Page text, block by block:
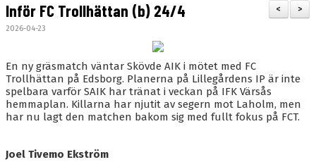
DOKUMENT
BLI MEDLEM
KALENDER
VÅRA LAG/TRÄNARE
>
<
Inför FC Trollhättan (b) 24/4
2026-04-23
En ny gräsmatch väntar Skövde AIK i mötet med FC
Trollhättan på Edsborg. Planerna på Lillegårdens IP är inte
spelbara varför SAIK har tränat i veckan på IFK Värsås
hemmaplan. Killarna har njutit av segern mot Laholm, men
har nu lagt den matchen bakom sig med fullt fokus på FCT.
Joel Tivemo Ekström